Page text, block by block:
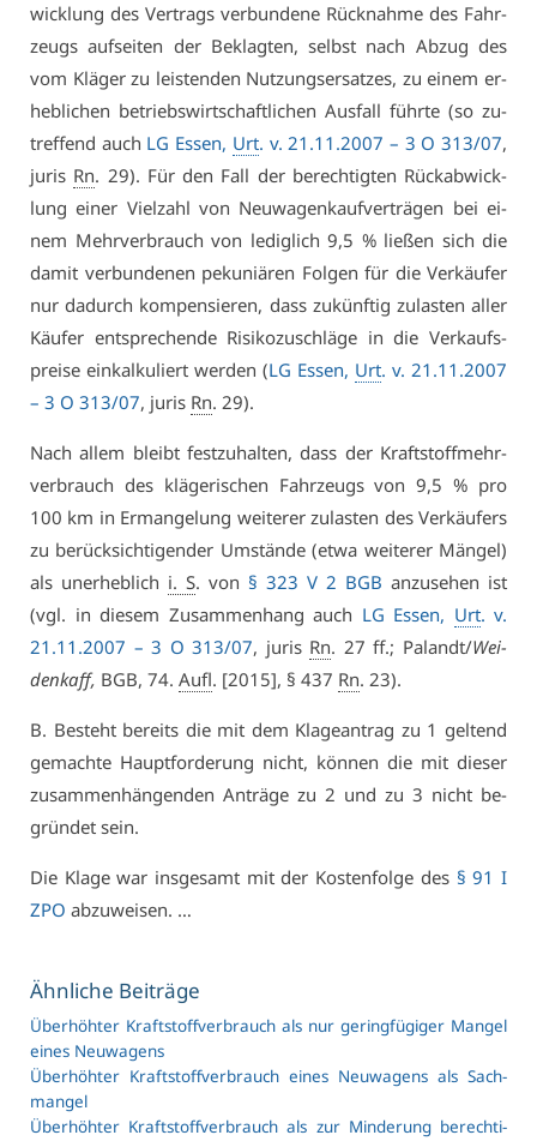
wick­lung des Ver­trags ver­bun­de­ne Rück­nah­me des Fahr­
zeugs auf­sei­ten der Be­klag­ten, selbst nach Ab­zug des
vom Klä­ger zu leis­ten­den Nut­zungs­er­sat­zes, zu ei­nem er­
heb­li­chen be­triebs­wirt­schaft­li­chen Aus­fall führ­te (so zu­
tref­fend auch LG Es­sen, Urt. v. 21.11.2007 – 3 O 313/07,
ju­ris Rn. 29). Für den Fall der be­rech­tig­ten Rück­ab­wick­
lung ei­ner Viel­zahl von Neu­wa­gen­kauf­ver­trä­gen bei ei­
nem Mehr­ver­brauch von le­dig­lich 9,5 % lie­ßen sich die
da­mit ver­bun­de­nen pe­ku­niä­ren Fol­gen für die Ver­käu­fer
nur da­durch kom­pen­sie­ren, dass zu­künf­tig zu­las­ten al­ler
Käu­fer ent­spre­chen­de Ri­si­ko­zu­schlä­ge in die Ver­kaufs­
prei­se ein­kal­ku­liert wer­den (LG Es­sen, Urt. v. 21.11.2007
– 3 O 313/07, ju­ris Rn. 29).
Nach al­lem bleibt fest­zu­hal­ten, dass der Kraft­stoff­mehr­
ver­brauch des klä­ge­ri­schen Fahr­zeugs von 9,5 % pro
100 km in Er­man­ge­lung wei­te­rer zu­las­ten des Ver­käu­fers
zu be­rück­sich­ti­gen­der Um­stän­de (et­wa wei­te­rer Män­gel)
als un­er­heb­lich i. S. von § 323 V 2 BGB an­zu­se­hen ist
(vgl. in die­sem Zu­sam­men­hang auch LG Es­sen, Urt. v.
21.11.2007 – 3 O 313/07, ju­ris Rn. 27 ff.; Pa­landt/Wei­
den­kaff, BGB, 74. Aufl. [2015], § 437 Rn. 23).
B. Be­steht be­reits die mit dem Kla­ge­an­trag zu 1 gel­tend
ge­mach­te Haupt­for­de­rung nicht, kön­nen die mit die­ser
zu­sam­men­hän­gen­den An­trä­ge zu 2 und zu 3 nicht be­
grün­det sein.
Die Kla­ge war ins­ge­samt mit der Kos­ten­fol­ge des § 91 I
ZPO ab­zu­wei­sen. …
Ähn­li­che Bei­trä­ge
Über­höh­ter Kraft­stoff­ver­brauch als nur ge­ring­fü­gi­ger Man­gel
ei­nes Neu­wa­gens
Über­höh­ter Kraft­stoff­ver­brauch ei­nes Neu­wa­gens als Sach­
man­gel
Über­höh­ter Kraft­stoff­ver­brauch als zur Min­de­rung be­rech­ti­